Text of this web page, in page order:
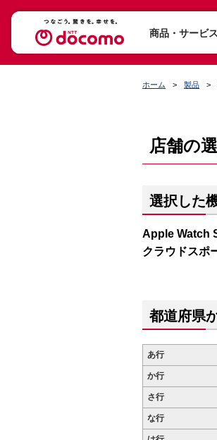
商品・サービス
ホーム 製品
店舗の
選択した
Apple Watch
クラウドスポ
都道府県
あ行
か行
さ行
な行